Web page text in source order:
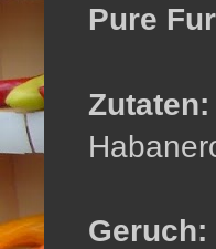
Pure
Zutaten:
Geruch: